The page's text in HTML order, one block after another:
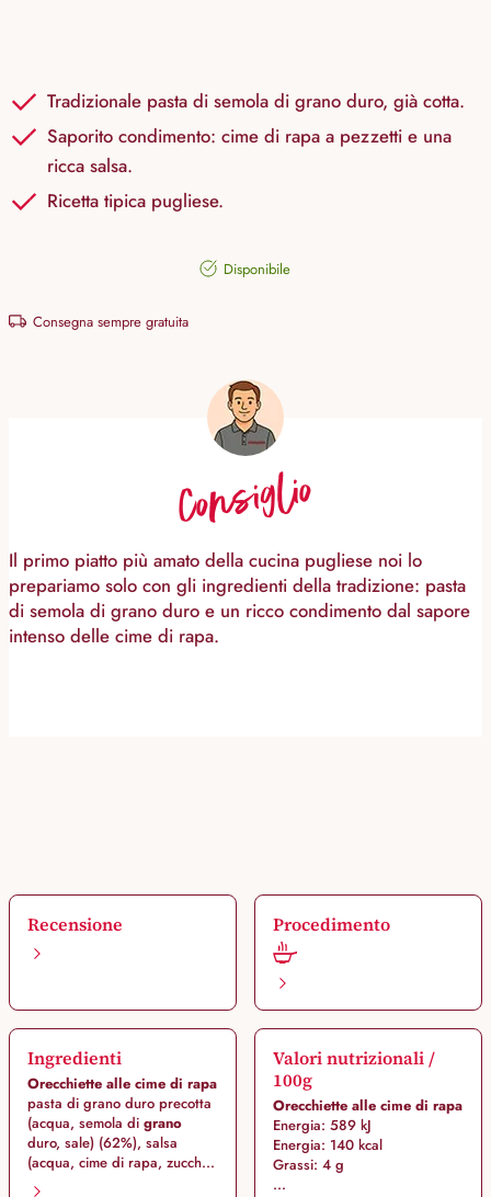
Tradizionale pasta di semola di grano duro, già cotta.
Saporito condimento: cime di rapa a pezzetti e una
ricca salsa.
Ricetta tipica pugliese.
Disponibile
Consegna sempre gratuita
Consiglio
Il primo piatto più amato della cucina pugliese noi lo
prepariamo solo con gli ingredienti della tradizione: pasta
di semola di grano duro e un ricco condimento dal sapore
intenso delle cime di rapa.
Recensione Procedimento
Ingredienti
Orecchiette alle cime di rapa
pasta di grano duro precotta
(acqua, semola di grano
duro, sale) (62%), salsa
(acqua, cime di rapa, zucch...
Valori nutrizionali /
100g
Orecchiette alle cime di rapa
Energia: 589 kJ
Energia: 140 kcal
Grassi: 4 g
...